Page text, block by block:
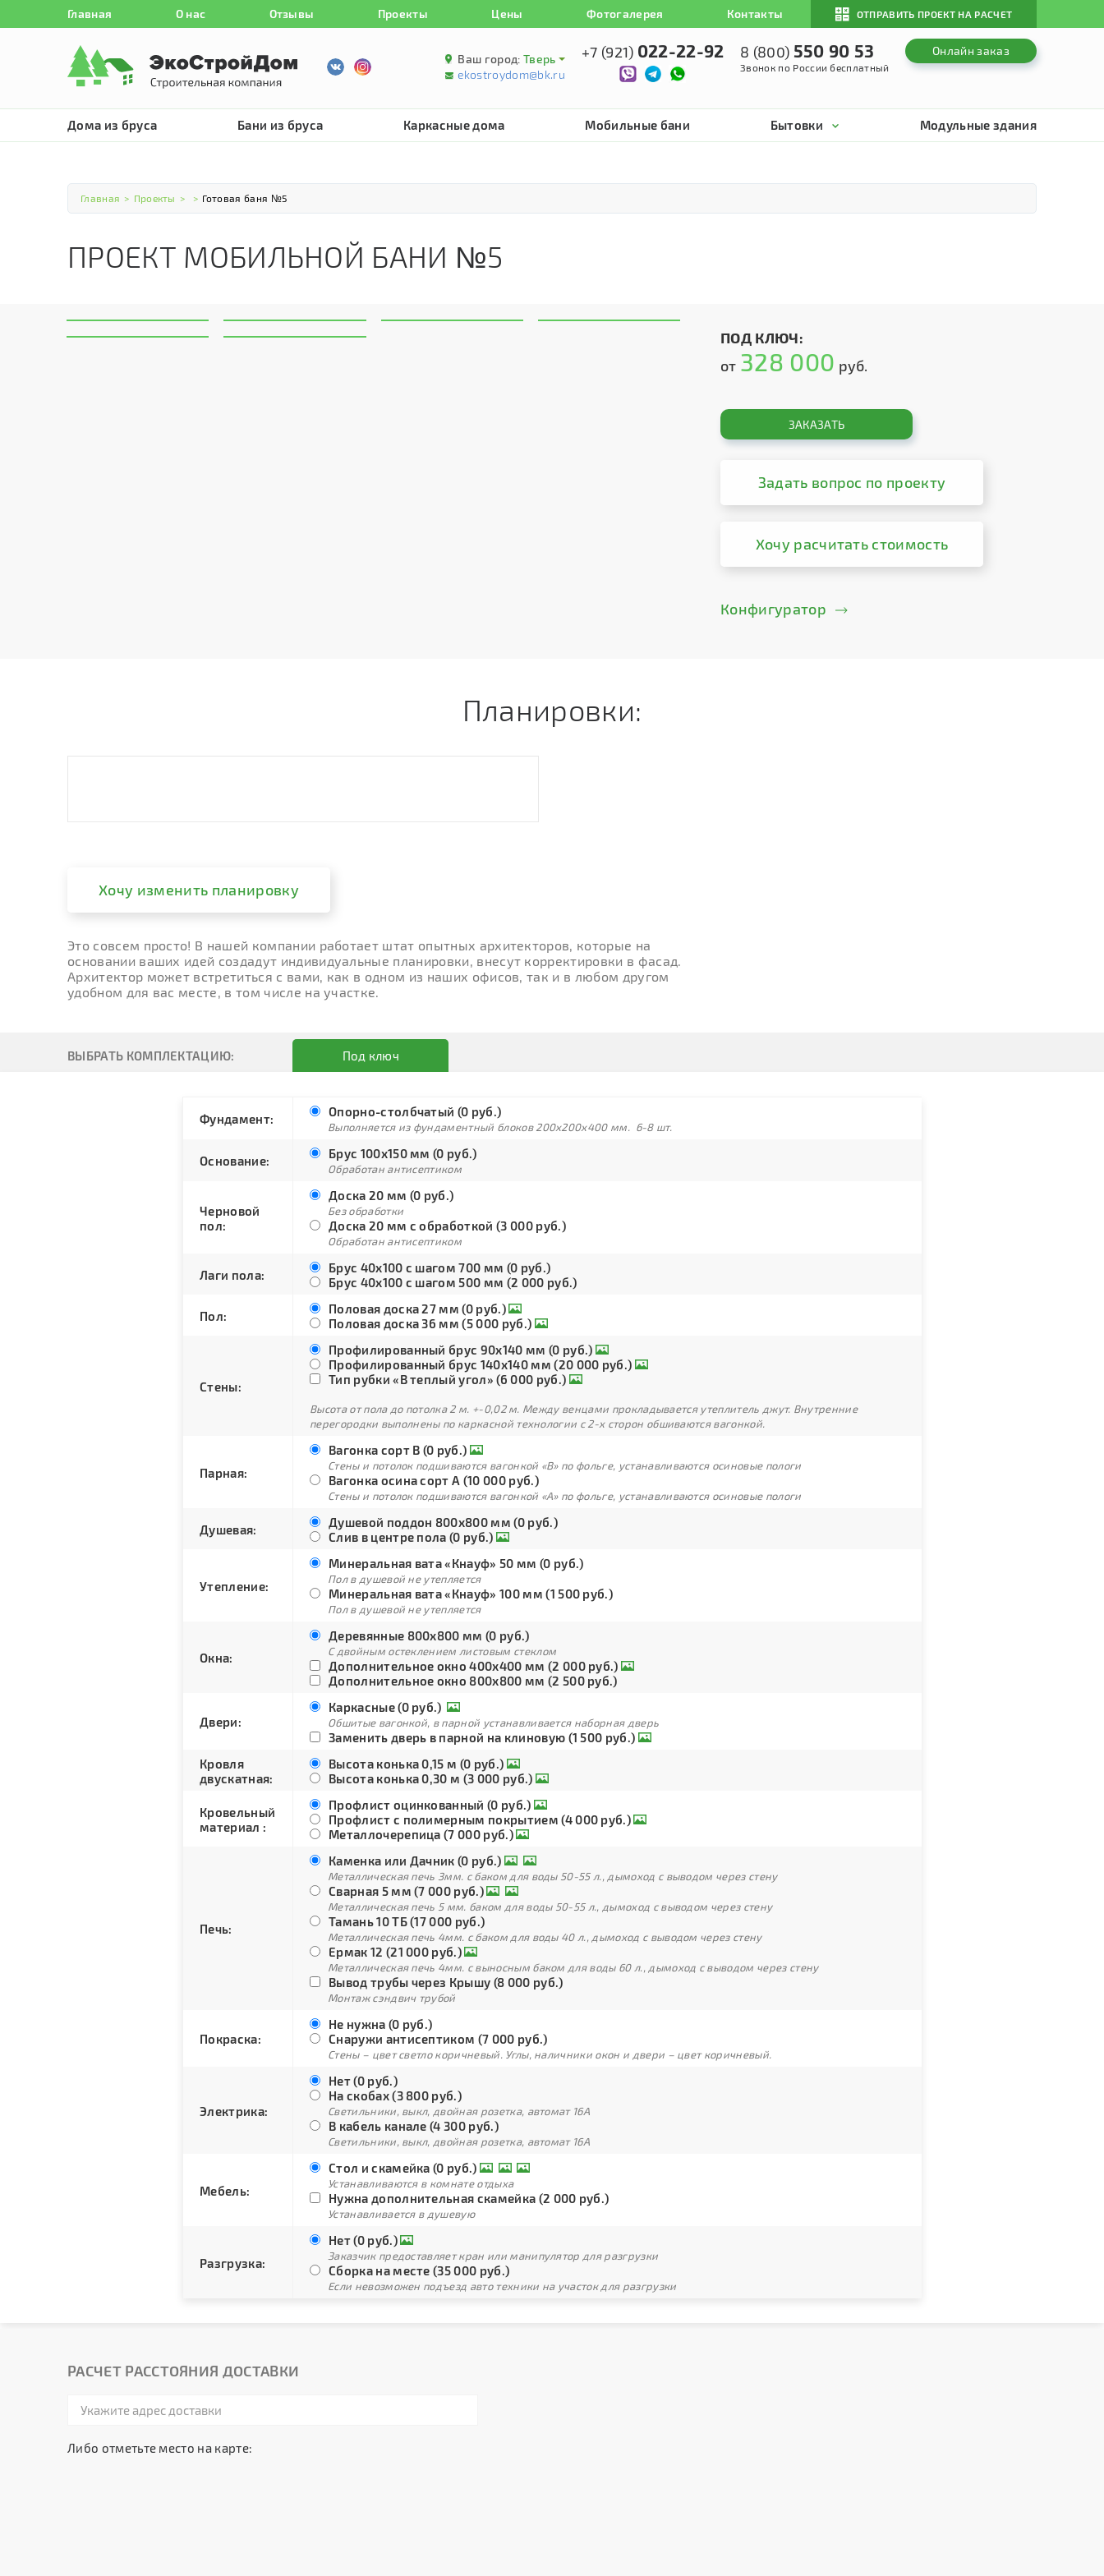
Главная О нас Отзывы Проекты Цены Фотогалерея Контакты ОТПРАВИТЬ ПРОЕКТ НА РАСЧЕТ
Ваш город: Тверь
ekostroydom@bk.ru
+7 (921) 022-22-92 8 (800) 550 90 53
Звонок по России бесплатный
Онлайн заказ
Дома из бруса Бани из бруса Каркасные дома Мобильные бани Бытовки Модульные здания
Главная > Проекты > > Готовая баня №5
ПРОЕКТ МОБИЛЬНОЙ БАНИ №5
ПОД КЛЮЧ:
от 328 000 руб.
ЗАКАЗАТЬ
Задать вопрос по проекту
Хочу расчитать стоимость
Конфигуратор
Планировки:
Хочу изменить планировку
Это совсем просто! В нашей компании работает штат опытных архитекторов, которые на
основании ваших идей создадут индивидуальные планировки, внесут корректировки в фасад.
Архитектор может встретиться с вами, как в одном из наших офисов, так и в любом другом
удобном для вас месте, в том числе на участке.
ВЫБРАТЬ КОМПЛЕКТАЦИЮ: Под ключ
Фундамент: Опорно-столбчатый (0 руб.)
Выполняется из фундаментный блоков 200х200х400 мм. 6-8 шт.
Основание: Брус 100х150 мм (0 руб.)
Обработан антисептиком
Черновой
пол:
Доска 20 мм (0 руб.)
Без обработки
Доска 20 мм с обработкой (3 000 руб.)
Обработан антисептиком
Лаги пола:
Брус 40х100 с шагом 700 мм (0 руб.)
Брус 40х100 с шагом 500 мм (2 000 руб.)
Пол:
Половая доска 27 мм (0 руб.)
Половая доска 36 мм (5 000 руб.)
Стены:
Профилированный брус 90х140 мм (0 руб.)
Профилированный брус 140х140 мм (20 000 руб.)
Тип рубки «В теплый угол» (6 000 руб.)
Высота от пола до потолка 2 м. +-0,02 м. Между венцами прокладывается утеплитель джут. Внутренние
перегородки выполнены по каркасной технологии с 2-х сторон обшиваются вагонкой.
Парная:
Вагонка сорт В (0 руб.)
Стены и потолок подшиваются вагонкой «В» по фольге, устанавливаются осиновые пологи
Вагонка осина сорт А (10 000 руб.)
Стены и потолок подшиваются вагонкой «А» по фольге, устанавливаются осиновые пологи
Душевая:
Душевой поддон 800х800 мм (0 руб.)
Слив в центре пола (0 руб.)
Утепление:
Минеральная вата «Кнауф» 50 мм (0 руб.)
Пол в душевой не утепляется
Минеральная вата «Кнауф» 100 мм (1 500 руб.)
Пол в душевой не утепляется
Окна:
Деревянные 800х800 мм (0 руб.)
С двойным остеклением листовым стеклом
Дополнительное окно 400х400 мм (2 000 руб.)
Дополнительное окно 800х800 мм (2 500 руб.)
Двери:
Каркасные (0 руб.)
Обшитые вагонкой, в парной устанавливается наборная дверь
Заменить дверь в парной на клиновую (1 500 руб.)
Кровля
двускатная:
Высота конька 0,15 м (0 руб.)
Высота конька 0,30 м (3 000 руб.)
Кровельный
материал :
Профлист оцинкованный (0 руб.)
Профлист с полимерным покрытием (4 000 руб.)
Металлочерепица (7 000 руб.)
Печь:
Каменка или Дачник (0 руб.)
Металлическая печь 3мм. с баком для воды 50-55 л., дымоход с выводом через стену
Сварная 5 мм (7 000 руб.)
Металлическая печь 5 мм. баком для воды 50-55 л., дымоход с выводом через стену
Тамань 10 ТБ (17 000 руб.)
Металлическая печь 4мм. с баком для воды 40 л., дымоход с выводом через стену
Ермак 12 (21 000 руб.)
Металлическая печь 4мм. с выносным баком для воды 60 л., дымоход с выводом через стену
Вывод трубы через Крышу (8 000 руб.)
Монтаж сэндвич трубой
Покраска:
Не нужна (0 руб.)
Снаружи антисептиком (7 000 руб.)
Стены – цвет светло коричневый. Углы, наличники окон и двери – цвет коричневый.
Электрика:
Нет (0 руб.)
На скобах (3 800 руб.)
Светильники, выкл, двойная розетка, автомат 16А
В кабель канале (4 300 руб.)
Светильники, выкл, двойная розетка, автомат 16А
Мебель:
Стол и скамейка (0 руб.)
Устанавливаются в комнате отдыха
Нужна дополнительная скамейка (2 000 руб.)
Устанавливается в душевую
Разгрузка:
Нет (0 руб.)
Заказчик предоставляет кран или манипулятор для разгрузки
Сборка на месте (35 000 руб.)
Если невозможен подъезд авто техники на участок для разгрузки
РАСЧЕТ РАССТОЯНИЯ ДОСТАВКИ
Либо отметьте место на карте: